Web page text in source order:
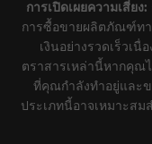
การเปิดเผยความเสี่ยง:
การซื้อขายผลิตภัณฑ์ทา
เงินอย่างรวดเร็วเนื่
ตราสารเหล่านี้หากคุณ
ที่คุณกำลังทำอยู่และข
ประเภทนี้อาจเหมาะส